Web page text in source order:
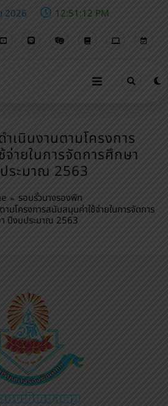
2026 12:51:13 PM
เนินงานตามโครงการ
ายในการจัดการศึกษา
ระมาณ 2563
รอบรั้วนางรองพิท
ามโครงการสนับสนุนค่าใช้จ่ายในการจัดการ
ปีงบประมาณ 2563